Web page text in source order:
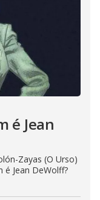
é Jean
Zayas (O Urso)
Jean DeWolff?